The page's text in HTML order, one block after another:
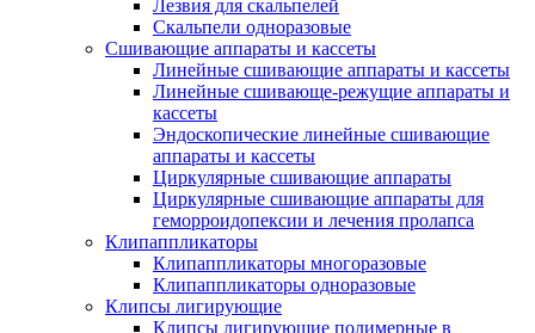
Лезвия для скальпелей
Скальпели одноразовые
Сшивающие аппараты и кассеты
Линейные сшивающие аппараты и кассеты
Линейные сшивающе-режущие аппараты и
кассеты
Эндоскопические линейные сшивающие
аппараты и кассеты
Циркулярные сшивающие аппараты
Циркулярные сшивающие аппараты для
геморроидопексии и лечения пролапса
Клипаппликаторы
Клипаппликаторы многоразовые
Клипаппликаторы одноразовые
Клипсы лигирующие
Клипсы лигирующие полимерные в